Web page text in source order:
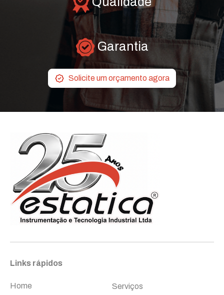
Garantia
Solicite um orçamento agora
Links rápidos
Home Serviços